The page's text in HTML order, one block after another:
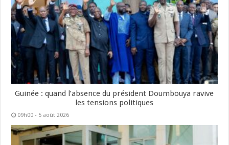
Guinée : quand l’absence du président Doumbouya ravive
les tensions politiques
09h00 - 5 août 2026